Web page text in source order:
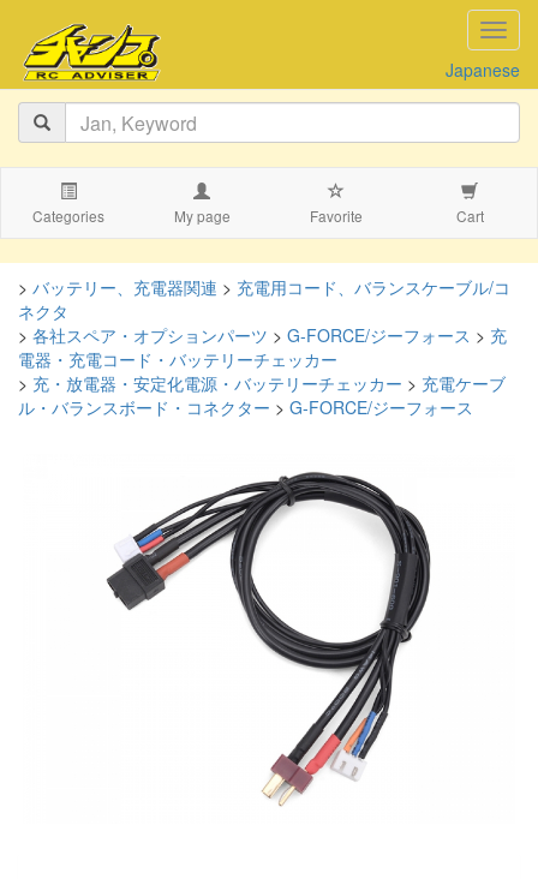
Japanese
Categories My page Favorite Cart
> バッテリー、充電器関連 > 充電用コード、バランスケーブル/コ
ネクタ
> 各社スペア・オプションパーツ > G-FORCE/ジーフォース > 充
電器・充電コード・バッテリーチェッカー
> 充・放電器・安定化電源・バッテリーチェッカー > 充電ケーブ
ル・バランスボード・コネクター > G-FORCE/ジーフォース